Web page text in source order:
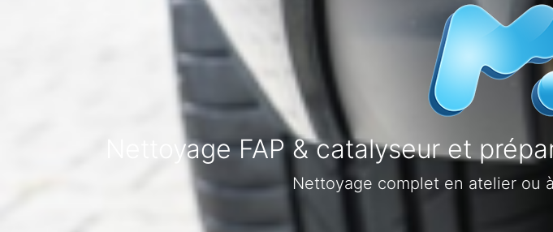
Nettoyage FAP & catalyseur et
Nettoyage complet en atelier ou